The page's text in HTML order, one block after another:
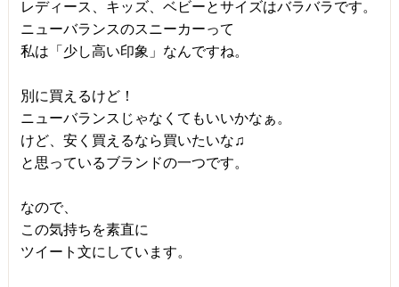
レディース、キッズ、ベビーとサイズはバラバラです。
ニューバランスのスニーカーって
私は「少し高い印象」なんですね。
別に買えるけど！
ニューバランスじゃなくてもいいかなぁ。
けど、安く買えるなら買いたいな♫
と思っているブランドの一つです。
なので、
この気持ちを素直に
ツイート文にしています。